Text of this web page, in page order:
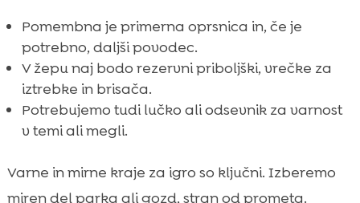
Pomembna je primerna oprsnica in, če je
potrebno, daljši povodec.
V žepu naj bodo rezervni priboljški, vrečke za
iztrebke in brisača.
Potrebujemo tudi lučko ali odsevnik za varnost
v temi ali megli.
Varne in mirne kraje za igro so ključni. Izberemo
miren del parka ali gozd, stran od prometa.